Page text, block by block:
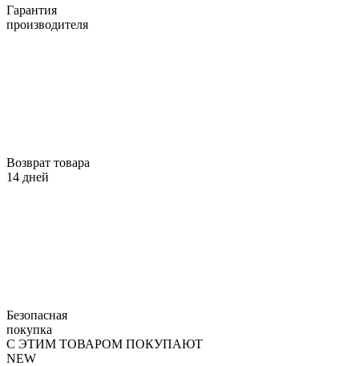
Гарантия
производителя
Возврат товара
14 дней
Безопасная
покупка
С ЭТИМ ТОВАРОМ ПОКУПАЮТ
NEW